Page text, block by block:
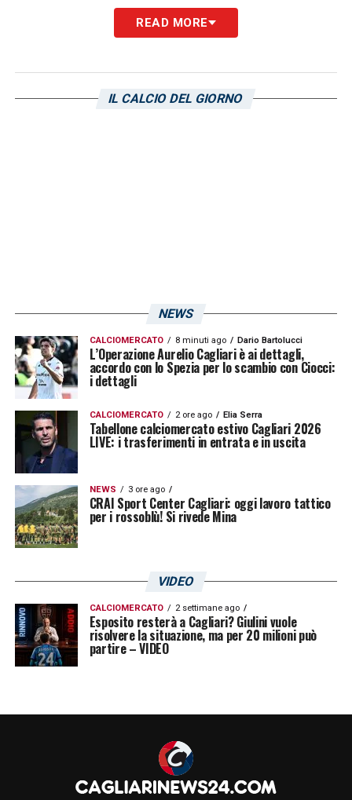
giovani rossoblù tornano in campo a partire
dal prossimo turno, al termine della sosta. Si
READ MORE
IL CALCIO DEL GIORNO
NEWS
CALCIOMERCATO 8 minuti ago Dario Bartolucci
L’Operazione Aurelio Cagliari è ai dettagli,
accordo con lo Spezia per lo scambio con Ciocci:
i dettagli
CALCIOMERCATO 2 ore ago Elia Serra
Tabellone calciomercato estivo Cagliari 2026
LIVE: i trasferimenti in entrata e in uscita
NEWS 3 ore ago
CRAI Sport Center Cagliari: oggi lavoro tattico
per i rossoblù! Si rivede Mina
VIDEO
CALCIOMERCATO 2 settimane ago
Esposito resterà a Cagliari? Giulini vuole
risolvere la situazione, ma per 20 milioni può
partire – VIDEO